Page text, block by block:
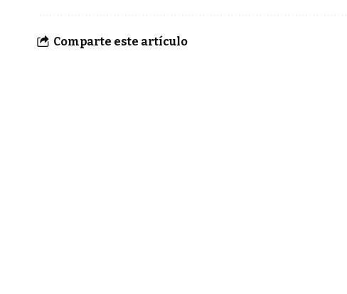
Comparte este artículo